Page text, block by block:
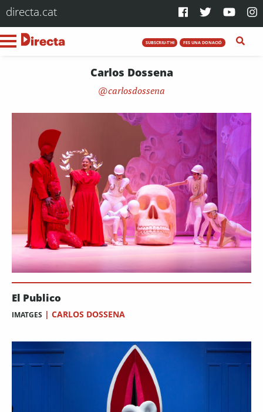
directa.cat
SUBSCRIU-T'HI FES UNA DONACIÓ
Carlos Dossena
carlosdossena
El Publico
IMATGES | CARLOS DOSSENA